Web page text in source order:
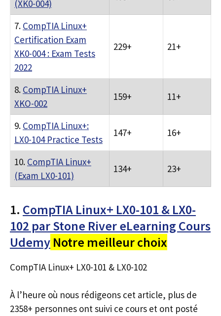
(XK0-004)
7. CompTIA Linux+
Certification Exam
XK0-004 : Exam Tests
2022
229+ 21+
8. CompTIA Linux+
XKO-002
159+ 11+
9. CompTIA Linux+:
LX0-104 Practice Tests
147+ 16+
10. CompTIA Linux+
(Exam LX0-101)
134+ 23+
1. CompTIA Linux+ LX0-101 & LX0-
102 par Stone River eLearning Cours
Udemy Notre meilleur choix
CompTIA Linux+ LX0-101 & LX0-102
À l’heure où nous rédigeons cet article, plus de
2358+ personnes ont suivi ce cours et ont posté